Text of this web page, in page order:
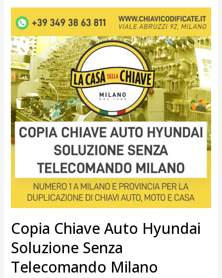
Copia Chiave Auto Hyundai
Soluzione Senza
Telecomando Milano
Chiave
Auto
Hyundai
Soluzione
senza
telecomando
Milano